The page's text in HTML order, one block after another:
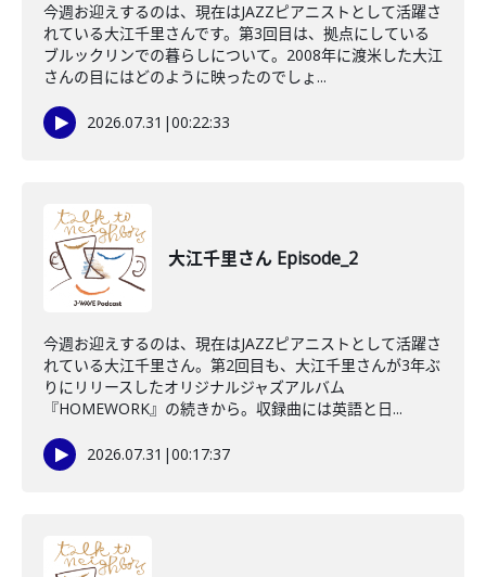
今週お迎えするのは、現在はJAZZピアニストとして活躍さ
れている大江千里さんです。第3回目は、拠点にしている
ブルックリンでの暮らしについて。2008年に渡米した大江
さんの目にはどのように映ったのでしょ...
2026.07.31 |00:22:33
大江千里さん Episode_2
今週お迎えするのは、現在はJAZZピアニストとして活躍さ
れている大江千里さん。第2回目も、大江千里さんが3年ぶ
りにリリースしたオリジナルジャズアルバム
『HOMEWORK』の続きから。収録曲には英語と日...
2026.07.31 |00:17:37